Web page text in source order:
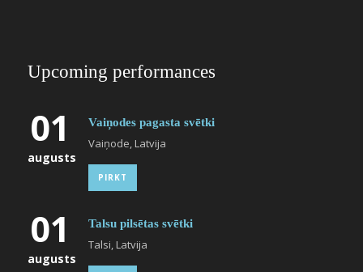
Upcoming performances
01
augusts
Vaiņodes pagasta svētki
Vaiņode, Latvija
PIRKT
01
augusts
Talsu pilsētas svētki
Talsi, Latvija